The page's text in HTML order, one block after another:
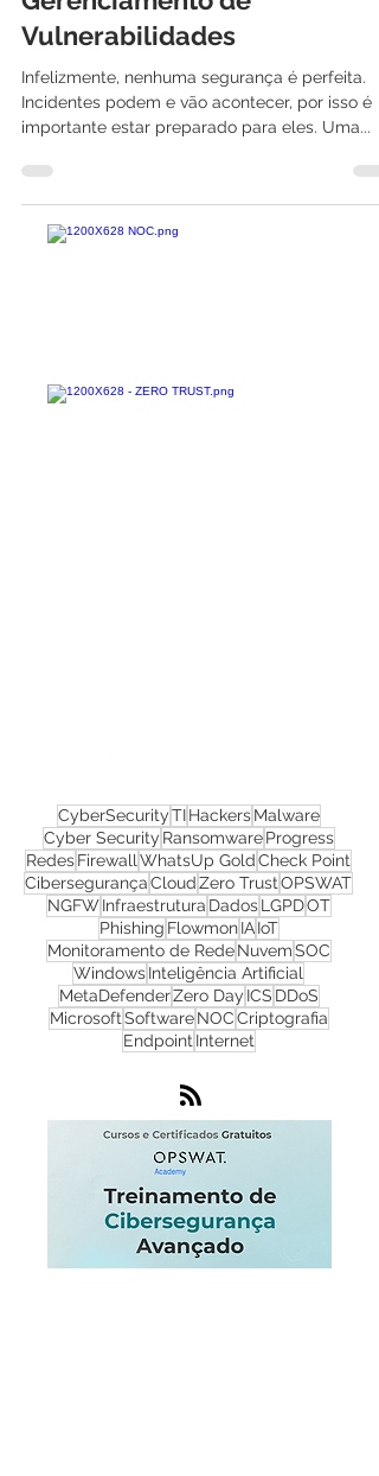
SOC: Ciclo de Vida do
Gerenciamento de
Vulnerabilidades
Infelizmente, nenhuma segurança é perfeita.
importante estar preparado para eles. Uma...
CyberSecurityTIHackersMalware
Cyber SecurityRansomwareProgress
RedesFirewallWhatsUp Gold Check Point
CibersegurançaCloudZero Trust
NGFWInfraestruturaDadosLGPDOT
PhishingFlowmonIAIoT
Monitoramento de RedeNuvemSOC
WindowsInteligência Artificial
MetaDefenderZero DayICS
EndpointInternet